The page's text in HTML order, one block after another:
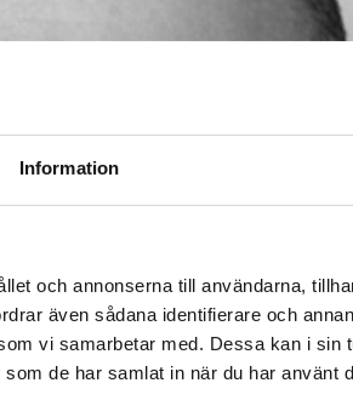
Information
och annonserna till användarna,
även sådana identifierare och
vi samarbetar med. Dessa kan i sin
de har samlat in när du har använt